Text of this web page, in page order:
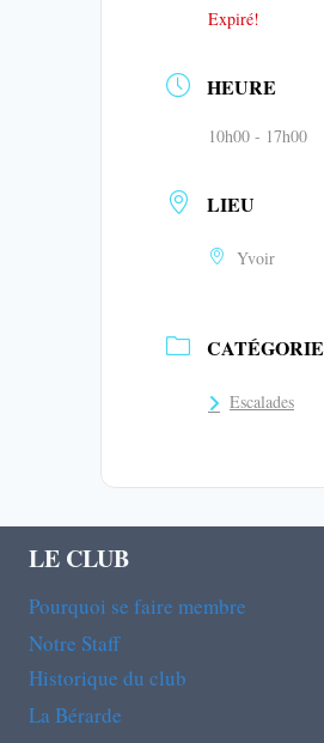
Expiré!
HEURE
10h00 - 17h00
LIEU
Yvoir
CATÉGORIE
Escalades
LE CLUB
Pourquoi se faire membre
Notre Staff
Historique du club
La Bérarde